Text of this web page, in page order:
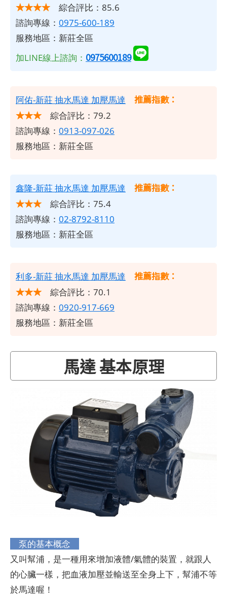
★★★★ 綜合評比：85.6
諮詢專線： 0975-600-189
服務地區：新莊全區
加LINE線上諮詢： 0975600189
阿佑-新莊 抽水馬達 加壓馬達
推薦指數：
★★★ 綜合評比：79.2
諮詢專線： 0913-097-026
服務地區：新莊全區
鑫隆-新莊 抽水馬達 加壓馬達
推薦指數：
★★★ 綜合評比：75.4
諮詢專線： 02-8792-8110
服務地區：新莊全區
利多-新莊 抽水馬達 加壓馬達
推薦指數：
★★★ 綜合評比：70.1
諮詢專線： 0920-917-669
服務地區：新莊全區
馬達 基本原理
泵的基本概念
又叫幫浦，是一種用來增加液體/氣體的裝置，就跟人
的心臟一樣，把血液加壓並輸送至全身上下，幫浦不等
於馬達喔！